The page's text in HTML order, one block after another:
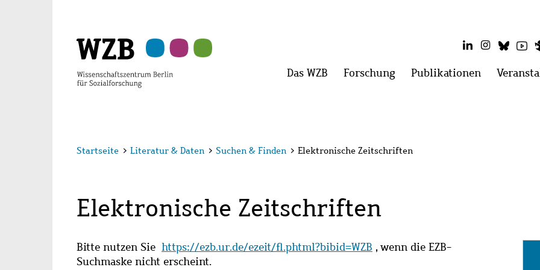
LinkedInInstagram
Hauptmenü
Das WZB Menü
Forschung Menü
Publikationen Menü
Startseite > Literatur & Daten > Suchen & Finden > Elektronische Zeitschriften
Elektronische Zeitschriften
Bitte nutzen Sie https://ezb.ur.de/ezeit/fl.phtml?bibid=WZB , wenn die EZB-
Suchmaske nicht erscheint.